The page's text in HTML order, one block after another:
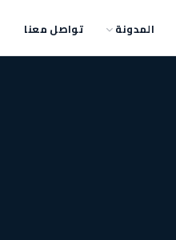
المدونة تواصل معنا